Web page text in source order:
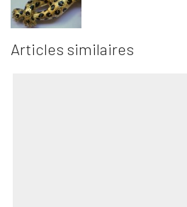
Articles similaires